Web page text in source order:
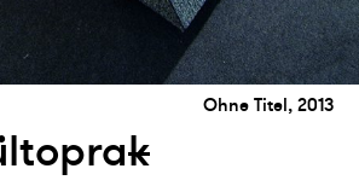
Ohne Titel, 2013
k